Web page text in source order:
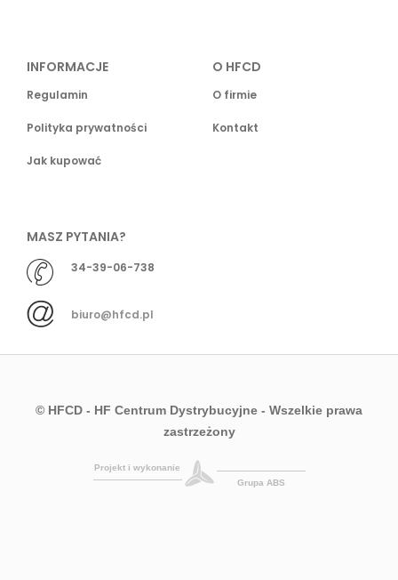
INFORMACJE
Regulamin
Polityka prywatności
Jak kupować
O HFCD
O firmie
Kontakt
MASZ PYTANIA?
34-39-06-738
biuro@hfcd.pl
© HFCD - HF Centrum Dystrybucyjne - Wszelkie prawa
zastrzeżony
Projekt i wykonanie
Grupa ABS